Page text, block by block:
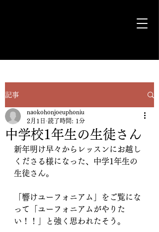
記事
中学校1年生の生徒さん
naokohonjoeuphoniu
2月1日 読了時間: 1分
新年明け早々からレッスンにお越し
くださる様になった、中学1年生の
生徒さん。
「響けユーフォニアム」をご覧にな
って「ユーフォニアムがやりた
い！！」と強く思われたそう。